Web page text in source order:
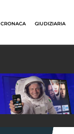
CRONACA GIUDIZIARIA